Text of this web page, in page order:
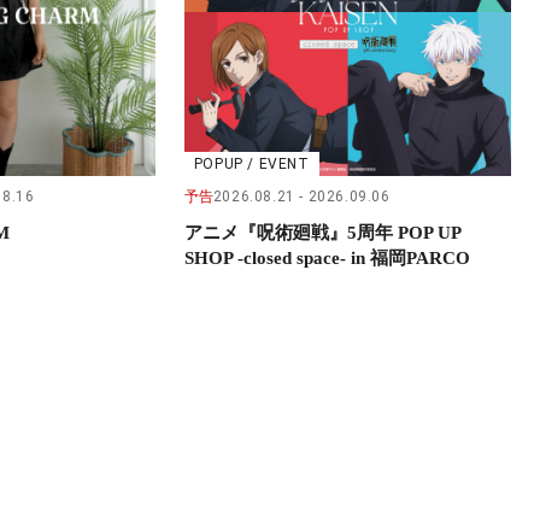
POPUP / EVENT
予告2026.08.21 2026.09.06
アニメ『呪術廻戦』5周年 POP UP
SHOP -closed space- in 福岡PARCO